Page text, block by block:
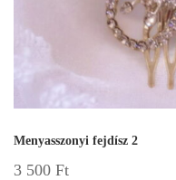
Menyasszonyi fejdísz 2
3 500 Ft